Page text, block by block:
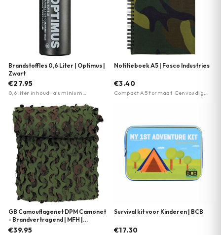
Brandstoffles 0,6 Liter | Optimus |
Zwart
€27.95
0,6 liter inhoud · aluminium
Notitieboek A5 | Fosco Industries
€3.40
Compact A5 formaat · Eenvoudig
GB Camouflagenet DPM Camonet
- Brandvertragend | MFH |
Meerdere maten
€39.95
Survival kit voor Kinderen | BCB
€17.30